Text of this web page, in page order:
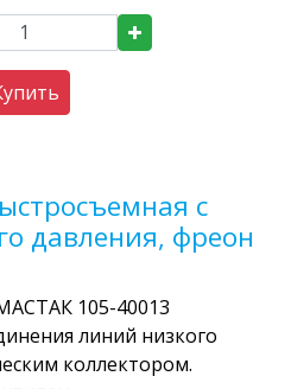
с
давления, фреон
105-40013
линий низкого
коллектором.